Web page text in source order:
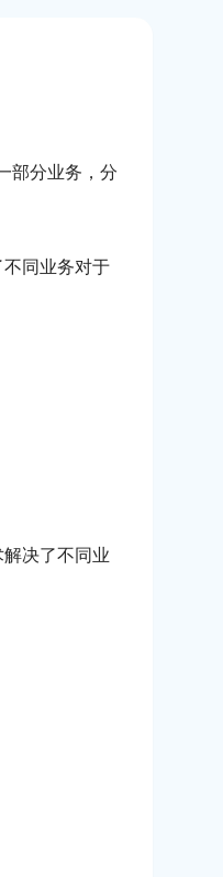
部分业务，分
同业务对于
决了不同业